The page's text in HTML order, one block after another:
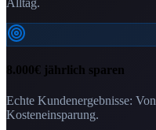
8.000€ jährlich sparen
Echte Kundenergebnisse:
Kosteneinsparung.